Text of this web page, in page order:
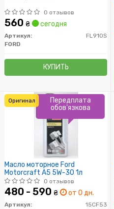
0 отзывов
560 ₴ сегодня
Артикул:
FL910S
FORD
КУПИТЬ
Масло моторное Ford
Motorcraft A5 5W-30 1л
0 отзывов
480 - 590 ₴ от 0 дн.
Артикул:
15CF53
Передплата
обов'язкова
Оригинал